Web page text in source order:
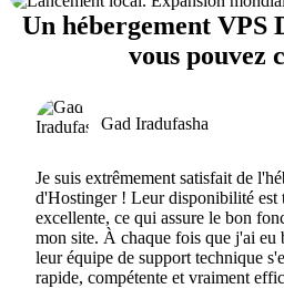
Un hébergement VPS
vous pouvez
Gad Iradufasha
Je suis extrêmement satisfait de
d'Hostinger ! Leur disponibilité est
excellente, ce qui assure le bon
mon site. À chaque fois que j'ai eu
leur équipe de support technique
rapide, compétente et vraiment